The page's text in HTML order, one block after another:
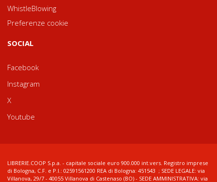
WhistleBlowing
Preferenze cookie
SOCIAL
Facebook
Instagram
X
Youtube
LIBRERIE.COOP S.p.a. - capitale sociale euro 900.000 int.vers. Registro imprese
di Bologna, C.F. e P.I.: 02591561200 REA di Bologna: 451543 ; SEDE LEGALE: via
Villanova, 29/7 - 40055 Villanova di Castenaso (BO) - SEDE AMMINISTRATIVA: via